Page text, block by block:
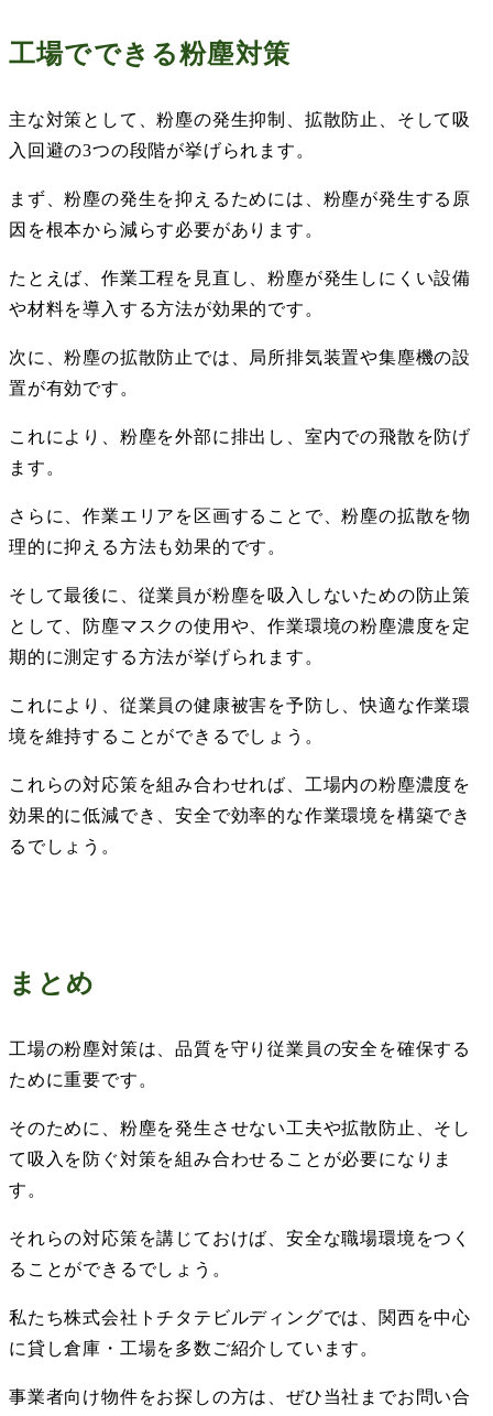
工場でできる粉塵対策
主な対策として、粉塵の発生抑制、拡散防止、そして吸
入回避の3つの段階が挙げられます。
まず、粉塵の発生を抑えるためには、粉塵が発生する原
因を根本から減らす必要があります。
たとえば、作業工程を見直し、粉塵が発生しにくい設備
や材料を導入する方法が効果的です。
次に、粉塵の拡散防止では、局所排気装置や集塵機の設
置が有効です。
これにより、粉塵を外部に排出し、室内での飛散を防げ
ます。
さらに、作業エリアを区画することで、粉塵の拡散を物
理的に抑える方法も効果的です。
そして最後に、従業員が粉塵を吸入しないための防止策
として、防塵マスクの使用や、作業環境の粉塵濃度を定
期的に測定する方法が挙げられます。
これにより、従業員の健康被害を予防し、快適な作業環
境を維持することができるでしょう。
これらの対応策を組み合わせれば、工場内の粉塵濃度を
効果的に低減でき、安全で効率的な作業環境を構築でき
るでしょう。
まとめ
工場の粉塵対策は、品質を守り従業員の安全を確保する
ために重要です。
そのために、粉塵を発生させない工夫や拡散防止、そし
て吸入を防ぐ対策を組み合わせることが必要になりま
す。
それらの対応策を講じておけば、安全な職場環境をつく
ることができるでしょう。
私たち株式会社トチタテビルディングでは、関西を中心
に貸し倉庫・工場を多数ご紹介しています。
事業者向け物件をお探しの方は、ぜひ当社までお問い合